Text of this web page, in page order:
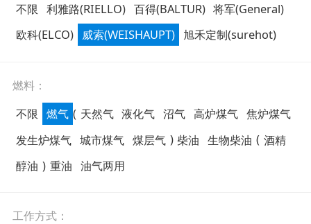
不限 利雅路(RIELLO) 百得(BALTUR) 将军(General)
欧科(ELCO) 威索(WEISHAUPT) 旭禾定制(surehot)
燃料：
不限 燃气 ( 天然气 液化气 沼气 高炉煤气 焦炉煤气
发生炉煤气 城市煤气 煤层气 ) 柴油 生物柴油 ( 酒精
醇油 ) 重油 油气两用
工作方式：